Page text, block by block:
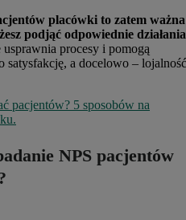
placówki to zatem ważna
podjąć odpowiednie
procesy i pomogą
satysfakcję, a docelowo – lojalność
pacjentów? 5 sposobów na
NPS pacjentów